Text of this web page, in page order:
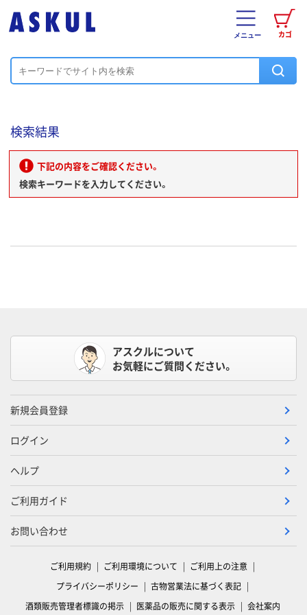
カゴ
メニュー
検索結果
下記の内容をご確認ください。
検索キーワードを入力してください。
アスクルについて
お気軽にご質問ください。
新規会員登録
ログイン
ヘルプ
ご利用ガイド
お問い合わせ
ご利用規約 ご利用環境について
ご利用上の注意
プライバシーポリシー
古物営業法に基づく表記
酒類販売管理者標識の掲示
医薬品の販売に関する表示 会社案内